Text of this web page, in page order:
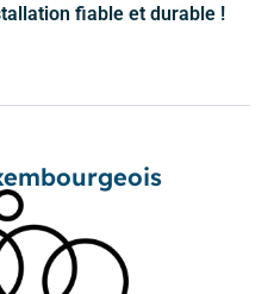
fiable et durable !